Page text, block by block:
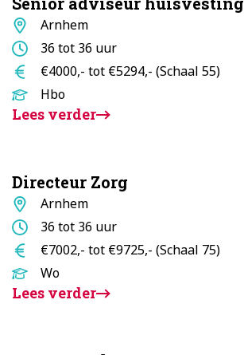
Standplaats
Arnhem
Aantal
uur
36 tot 36 uur
Salaris€4000,- tot €5294,- (Schaal 55)
Opleidingsniveau
Hbo
Lees verder
Directeur Zorg
Standplaats
Arnhem
Aantal
uur
36 tot 36 uur
Salaris€7002,- tot €9725,- (Schaal 75)
Opleidingsniveau
Wo
Lees verder